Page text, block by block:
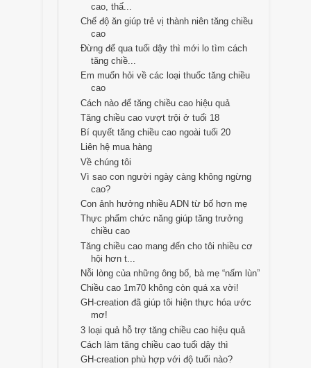
cao, thấ...
Chế độ ăn giúp trẻ vị thành niên tăng chiều
cao
Đừng để qua tuổi dậy thì mới lo tìm cách
tăng chiề...
Em muốn hỏi về các loại thuốc tăng chiều
cao
Cách nào để tăng chiều cao hiệu quả
Tăng chiều cao vượt trội ở tuổi 18
Bí quyết tăng chiều cao ngoài tuổi 20
Liên hệ mua hàng
Về chúng tôi
Vì sao con người ngày càng không ngừng
cao?
Con ảnh hưởng nhiều ADN từ bố hơn mẹ
Thực phẩm chức năng giúp tăng trưởng
chiều cao
Tăng chiều cao mang đến cho tôi nhiều cơ
hội hơn t...
Nỗi lòng của những ông bố, bà mẹ “nấm lùn”
Chiều cao 1m70 không còn quá xa vời!
GH-creation đã giúp tôi hiện thực hóa ước
mơ!
3 loại quả hỗ trợ tăng chiều cao hiệu quả
Cách làm tăng chiều cao tuổi dậy thì
GH-creation phù hợp với độ tuổi nào?